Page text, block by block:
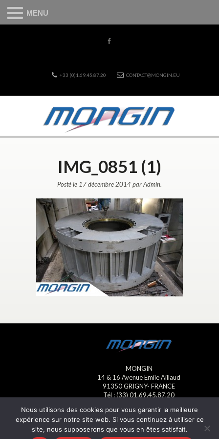
+33 (0)1.69.45.87.20 CONTACT@MONGIN.EU
IMG_0851 (1)
Posté le 17 décembre 2014 par Admin.
MONGIN
14 & 16 Avenue Emile Aillaud
91350 GRIGNY- FRANCE
Tél : (33) 01.69.45.87.20
E-mail : mongin@mongin.eu
Mentions légales - © Mongin
MENU
Nous utilisons des cookies pour vous garantir la meilleure
expérience sur notre site web. Si vous continuez à utiliser ce
site, nous supposerons que vous en êtes satisfait.